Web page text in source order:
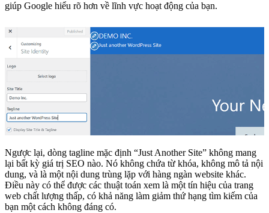
giúp Google hiểu rõ hơn về lĩnh vực hoạt động của bạn.
Ngược lại, dòng tagline mặc định “Just Another Site” không mang
lại bất kỳ giá trị SEO nào. Nó không chứa từ khóa, không mô tả nội
dung, và là một nội dung trùng lặp với hàng ngàn website khác.
Điều này có thể được các thuật toán xem là một tín hiệu của trang
web chất lượng thấp, có khả năng làm giảm thứ hạng tìm kiếm của
bạn một cách không đáng có.